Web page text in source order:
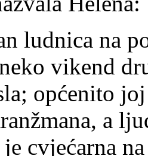
ludnica na
vikend
općenito
a
cvjećarna